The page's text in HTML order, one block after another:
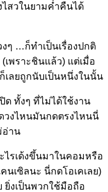
ไสวในยามค่ำคืนได้
ๆ …ก็ทำเป็นเรื่องปกติ
พราะชินแล้ว) แต่เมื่อ
ลยถูกนับเป็นหนึ่งในนั้น
ด ทั้งๆ ที่ไม่ได้ใช้งาน
วงไหนมันกดตรงไหนนี่
อ่าน
ไรเด้งขึ้นมาในคอมหรือ
เซิลนะ นี่กดโอเคเลย)
งเป็นพวกใช้มือถือ